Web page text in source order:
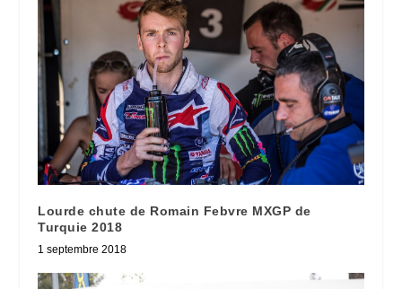
Lourde chute de Romain Febvre MXGP de
Turquie 2018
1 septembre 2018